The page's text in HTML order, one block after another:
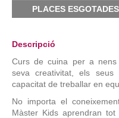
PLACES ESGOTADES
Descripció
Curs de cuina per a nens
seva creativitat, els
capacitat de treballar en
No importa el
Màster Kids aprendran